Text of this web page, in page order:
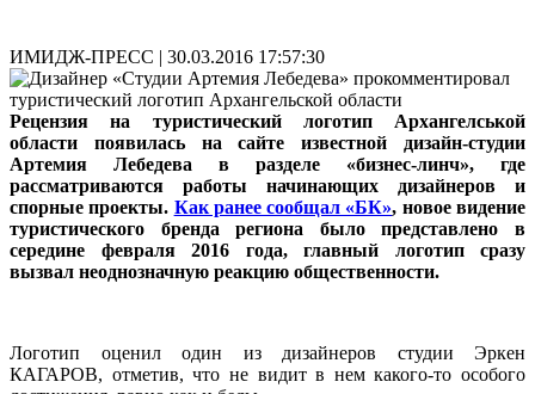
ИМИДЖ-ПРЕСС | 30.03.2016 17:57:30
Рецензия на туристический логотип Архангелськой
области появилась на сайте известной дизайн-студии
Артемия Лебедева в разделе «бизнес-линч», где
рассматриваются работы начинающих дизайнеров и
спорные проекты. Как ранее сообщал «БК», новое видение
туристического бренда региона было представлено в
середине февраля 2016 года, главный логотип сразу
вызвал неоднозначную реакцию общественности.
Логотип оценил один из дизайнеров студии Эркен
КАГАРОВ, отметив, что не видит в нем какого-то особого